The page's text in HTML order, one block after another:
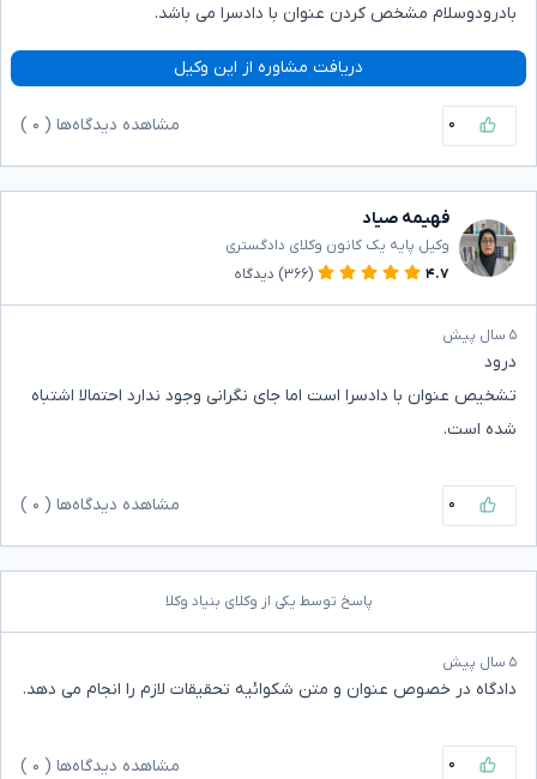
بادرودوسلام مشخص کردن عنوان با دادسرا می باشد.
دریافت مشاوره از این وکیل
۰ مشاهده دیدگاه‌ها ( ۰
فهیمه صیاد
وکیل پایه یک کانون وکلای دادگستری
۴.۷
(۳۶۶) دیدگاه
۵ سال پیش
درود
تشخیص عنوان با دادسرا است اما جای نگرانی وجود ندارد احتمالا اشتباه
شده است.
۰ مشاهده دیدگاه‌ها ( ۰
پاسخ توسط یکی از وکلای بنیاد وکلا
۵ سال پیش
دادگاه در خصوص عنوان و متن شکوائیه تحقیقات لازم را انجام می دهد.
۰ مشاهده دیدگاه‌ها ( ۰